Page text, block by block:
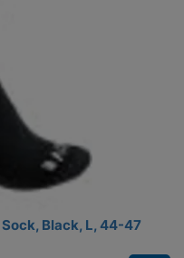
Black, L, 44-47